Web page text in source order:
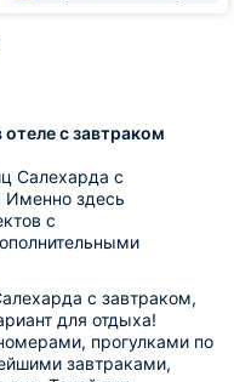
с завтраком
Салехарда с
Именно здесь
с
с завтраком,
для отдыха!
прогулками по
завтраками,